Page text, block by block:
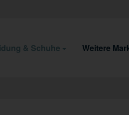
& Schuhe Weitere